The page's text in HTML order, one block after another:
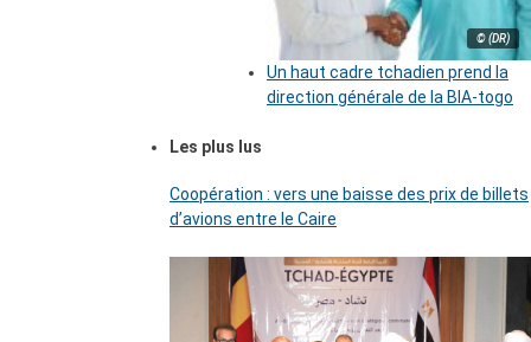
© (DR)
Un haut cadre tchadien prend la
direction générale de la BIA-togo
Les plus lus
Coopération : vers une baisse des prix de billets
d’avions entre le Caire